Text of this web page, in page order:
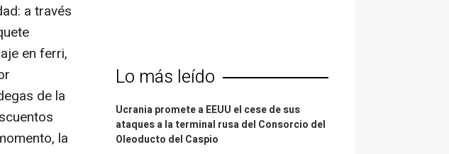
a través
en ferri,
de la
la
Lo más leído
Ucrania promete a EEUU el cese de sus
ataques a la terminal rusa del Consorcio del
Oleoducto del Caspio